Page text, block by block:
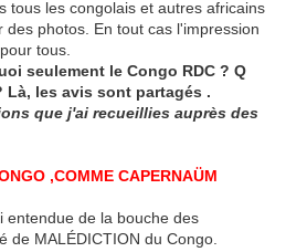
tous les congolais et autres africains
photos. En tout cas l'impression
tous.
seulement le Congo RDC ? Q
Là, les avis sont partagés .
que j'ai recueillies auprès des
,COMME CAPERNAÜM
entendue de la bouche des
de MALÉDICTION du Congo.